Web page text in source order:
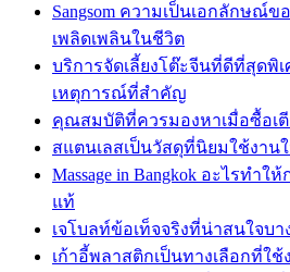
Sangsom ความเป็นเอกลักษณ์
เพลิดเพลินในชีวิต
บริการจัดเลี้ยงโต๊ะจีนที่ดีที่สุดพิ
เหตุการณ์ที่สำคัญ
คุณสมบัติที่ควรมองหาเมื่อซื้อเตี
สแตนเลสเป็นวัสดุที่นิยมใช้งา
Massage in Bangkok อะไรทำ
แท้
เจโบลท์ข้อเท็จจริงที่น่าสนใจบา
เก้าอี้พลาสติกเป็นทางเลือกที่ใช้